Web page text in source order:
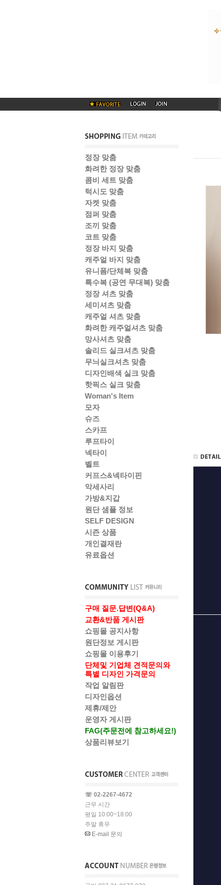
정장 맞춤
화려한 정장 맞춤
콤비 세트 맞춤
턱시도 맞춤
자켓 맞춤
점퍼 맞춤
조끼 맞춤
코트 맞춤
정장 바지 맞춤
캐주얼 바지 맞춤
유니폼/단체복 맞춤
특수복 (공연 무대복) 맞춤
정장 셔츠 맞춤
세미셔츠 맞춤
캐주얼 셔츠 맞춤
화려한 캐주얼셔츠 맞춤
망사셔츠 맞춤
솔리드 실크셔츠 맞춤
무늬실크셔츠 맞춤
디자인배색 실크 맞춤
핫픽스 실크 맞춤
Woman's Item
모자
슈즈
스카프
루프타이
넥타이
벨트
커프스&넥타이핀
악세사리
가방&지갑
원단 샘플 정보
SELF DESIGN
시즌 상품
개인결재란
유료옵션
구매 질문.답변(Q&A)
교환&반품 게시판
쇼핑몰 공지사항
원단정보 게시판
쇼핑몰 이용후기
단체및 기업체 견적문의와
특별 디자인 가격문의
작업 알림판
디자인옵션
제휴/제안
운영자 게시판
FAG(주문전에 참고하세요!)
상품리뷰보기
☏ 02-2267-4672
근무 시간
평일 10:00~18:00
주말 휴무
E-mail 문의